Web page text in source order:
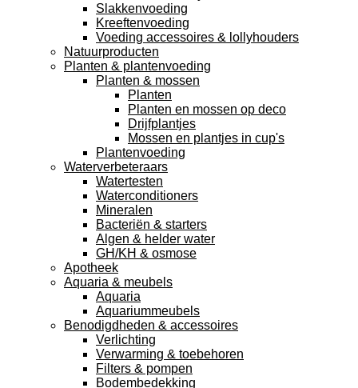
Slakkenvoeding
Kreeftenvoeding
Voeding accessoires & lollyhouders
Natuurproducten
Planten & plantenvoeding
Planten & mossen
Planten
Planten en mossen op deco
Drijfplantjes
Mossen en plantjes in cup's
Plantenvoeding
Waterverbeteraars
Watertesten
Waterconditioners
Mineralen
Bacteriën & starters
Algen & helder water
GH/KH & osmose
Apotheek
Aquaria & meubels
Aquaria
Aquariummeubels
Benodigdheden & accessoires
Verlichting
Verwarming & toebehoren
Filters & pompen
Bodembedekking